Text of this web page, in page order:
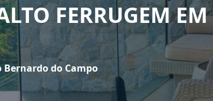
FERRUGEM
Bernardo do Campo